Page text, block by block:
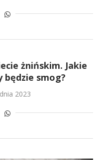
żnińskim. Jakie
będzie smog?
2023